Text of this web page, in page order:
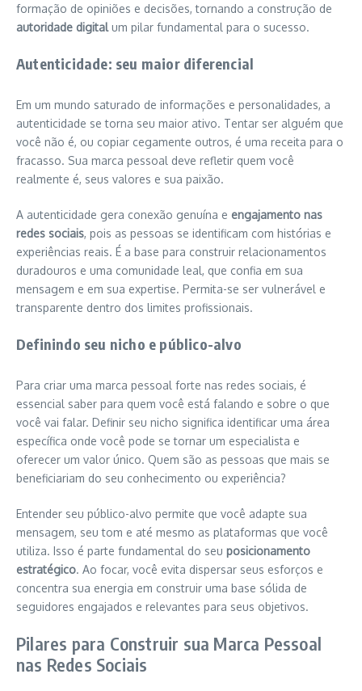
formação de opiniões e decisões, tornando a construção de
autoridade digitalum pilar fundamental para o sucesso.
Autenticidade: seu maior diferencial
Em um mundo saturado de informações e personalidades, a
autenticidade se torna seu maior ativo. Tentar ser alguém que
você não é, ou copiar cegamente outros, é uma receita para o
fracasso. Sua marca pessoal deve refletir quem você
realmente é, seus valores e sua paixão.
A autenticidade gera conexão genuína e engajamento nas
redes sociais, pois as pessoas se identificam com histórias e
experiências reais. É a base para construir relacionamentos
duradouros e uma comunidade leal, que confia em sua
mensagem e em sua expertise. Permita-se ser vulnerável e
transparente dentro dos limites profissionais.
Definindo seu nicho e público-alvo
Para criar uma marca pessoal forte nas redes sociais, é
essencial saber para quem você está falando e sobre o que
você vai falar. Definir seu nicho significa identificar uma área
específica onde você pode se tornar um especialista e
oferecer um valor único. Quem são as pessoas que mais se
beneficiariam do seu conhecimento ou experiência?
Entender seu público-alvo permite que você adapte sua
mensagem, seu tom e até mesmo as plataformas que você
utiliza. Isso é parte fundamental do seu posicionamento
estratégico. Ao focar, você evita dispersar seus esforços e
concentra sua energia em construir uma base sólida de
seguidores engajados e relevantes para seus objetivos.
Pilares para Construir sua Marca Pessoal
nas Redes Sociais